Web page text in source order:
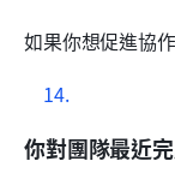
如果你想促進協
你對團隊最近